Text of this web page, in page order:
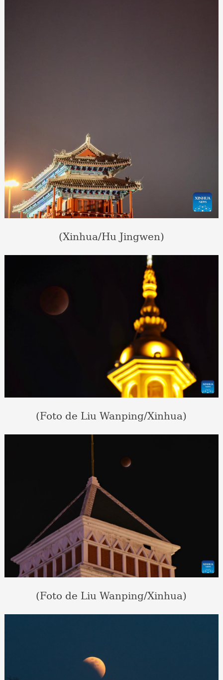
(Xinhua/Hu Jingwen)
(Foto de Liu Wanping/Xinhua)
(Foto de Liu Wanping/Xinhua)